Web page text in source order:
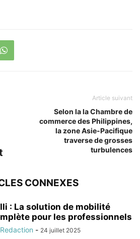
Article suivant
Selon la la Chambre de
commerce des Philippines,
la zone Asie-Pacifique
traverse de grosses
turbulences
CONNEXES
: La solution de mobilité
pour les professionnels
- 24 juillet 2025